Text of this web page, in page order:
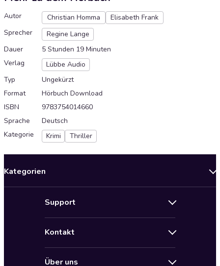
Autor Christian Homma
Elisabeth Frank
Sprecher
Regine Lange
Dauer
5 Stunden 19 Minuten
Verlag
Lübbe Audio
Typ
Ungekürzt
Format
Hörbuch Download
ISBN
9783754014660
Sprache
Deutsch
Kategorie
Krimi Thriller
Kategorien
Support
AGB für Audioteka Abo
Kontakt
Über uns